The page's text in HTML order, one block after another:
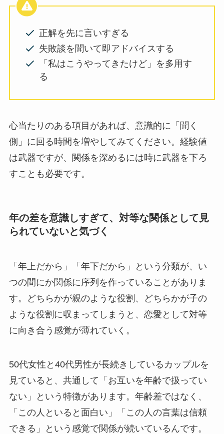
正解を先に言いすぎる
失敗談を聞いて即アドバイスする
「私はこうやってきたけど」を多用す
る
心当たりのある項目があれば、意識的に「聞く
側」に回る時間を増やしてみてください。経験値
は武器ですが、関係を深めるには時に武器を下ろ
すことも必要です。
年の差を意識しすぎて、対等な関係として見
られていないと気づく
「年上だから」「年下だから」という分類が、い
つの間にか関係に序列を作っていることがありま
す。どちらかが親のような役割、どちらかが子の
ような役割に収まってしまうと、恋愛として対等
に向き合う感覚が薄れていく。
50代女性と40代男性が長続きしているカップルを
見ていると、共通して「お互いを年齢で扱ってい
ない」という特徴があります。年齢差ではなく、
「この人といると面白い」「この人の言葉は信頼
できる」という感覚で関係が続いているんです。